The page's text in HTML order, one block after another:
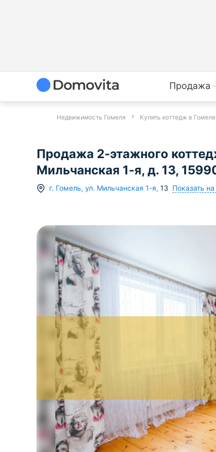
Продажа
Недвижимость Гомеля Купить коттедж в Гомеле
Продажа 2-этажного
Мильчанская 1-я, д. 13,
г. Гомель, ул. Мильчанская 1-я, 13 Показать